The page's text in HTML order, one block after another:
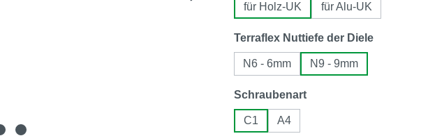
für Holz-UK für Alu-UK
Terraflex Nuttiefe der Dieleauswählen
N6 - 6mm N9 - 9mm
Schraubenartauswählen
C1 A4